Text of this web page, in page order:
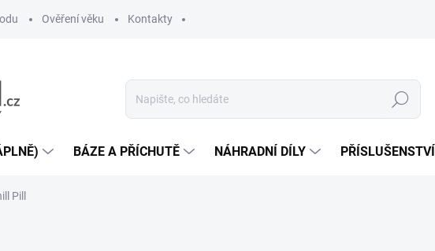
Ověření věku Kontakty
Hledat
BÁZE A PŘÍCHUTĚ NÁHRADNÍ DÍLY PŘÍSLUŠENSTVÍ
Pill